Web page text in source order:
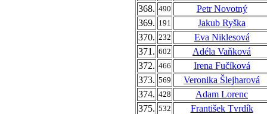
368. 490
Petr Novotný
369. 191
Jakub Ryška
370. 232
Eva Niklesová
371. 602
Adéla Vaňková
372. 466
Irena Fučíková
373. 569
Veronika Šlejharová
374. 428
Adam Lorenc
375. 532
František Tvrdík